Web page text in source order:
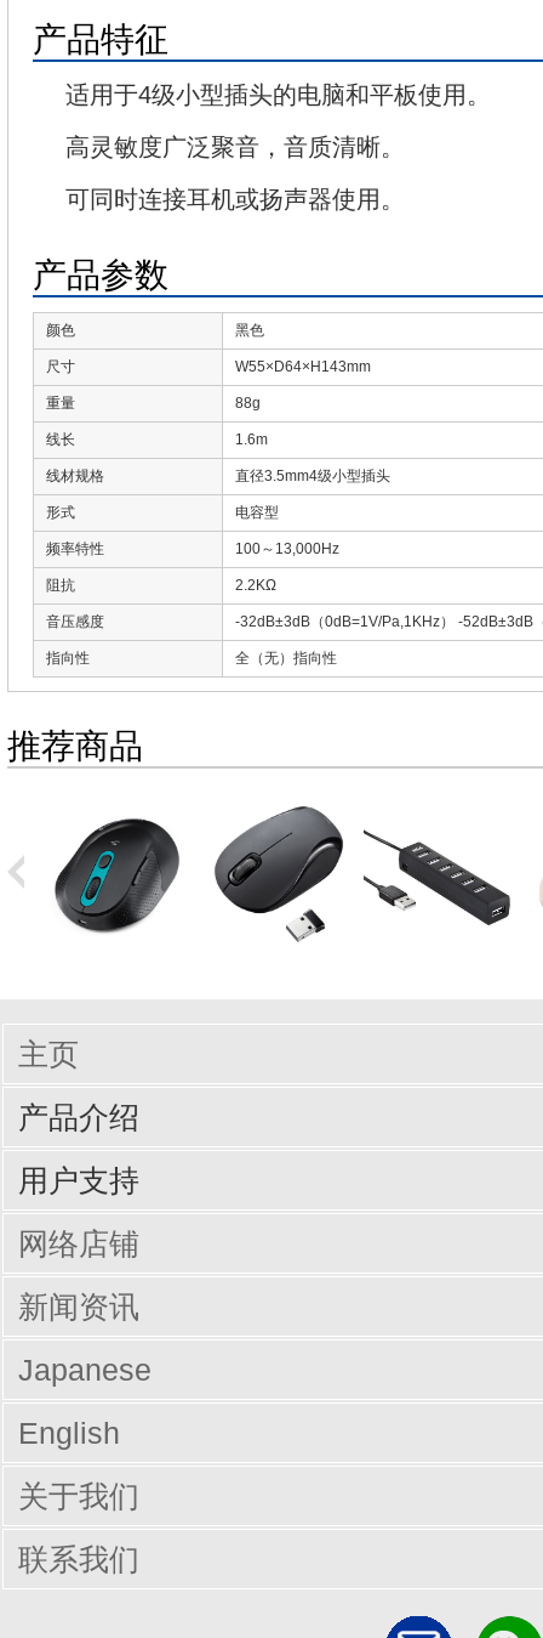
产品特征
适用于4级小型插头的电脑和平板使用。
高灵敏度广泛聚音，音质清晰。
可同时连接耳机或扬声器使用。
产品参数
颜色 黑色
尺寸 W55×D64×H143mm
重量 88g
线长 1.6m
线材规格 直径3.5mm4级小型插头
形式 电容型
频率特性 100～13,000Hz
阻抗 2.2KΩ
音压感度 -32dB±3dB（0dB=1V/Pa,1KHz） -52dB±3dB
指向性 全（无）指向性
推荐商品
主页
产品介绍
输入周边设备
网线/线缆
电脑配件
手机/平板配件
桌子
椅子
商业办公
用户支持
驱动/说明书下载
Q&A（常见问题）
网络店铺
新闻资讯
Japanese
English
关于我们
联系我们